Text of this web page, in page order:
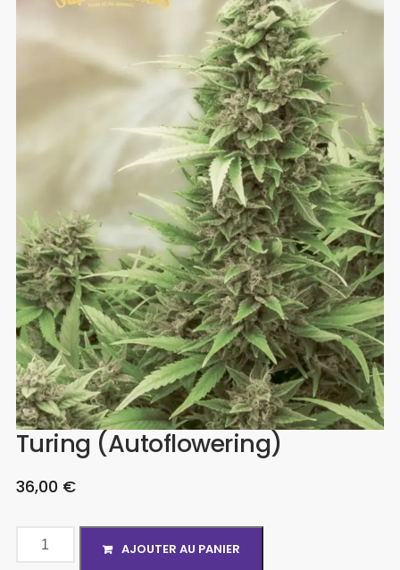
Turing (Autoflowering)
36,00 €
AJOUTER AU PANIER